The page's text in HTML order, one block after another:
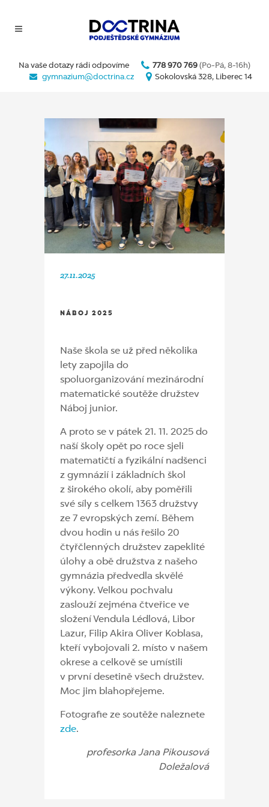
Na vaše dotazy rádi odpovíme 778 970 769 (Po-Pá, 8-16h)
gymnazium@doctrina.cz
Sokolovská 328, Liberec 14
27.11.2025
NÁBOJ 2025
Naše škola se už před několika
lety zapojila do
spoluorganizování mezinárodní
matematické soutěže družstev
Náboj junior.
A proto se v pátek 21. 11. 2025 do
naší školy opět po roce sjeli
matematičtí a fyzikální nadšenci
z gymnázií i základních škol
z širokého okolí, aby poměřili
své síly s celkem 1363 družstvy
ze 7 evropských zemí. Během
dvou hodin u nás řešilo 20
čtyřčlenných družstev zapeklité
úlohy a obě družstva z našeho
gymnázia předvedla skvělé
výkony. Velkou pochvalu
zaslouží zejména čtveřice ve
složení Vendula Lédlová, Libor
Lazur, Filip Akira Oliver Koblasa,
kteří vybojovali 2. místo v našem
okrese a celkově se umístili
v první desetině všech družstev.
Moc jim blahopřejeme.
Fotografie ze soutěže naleznete
zde.
profesorka Jana Pikousová
Doležalová